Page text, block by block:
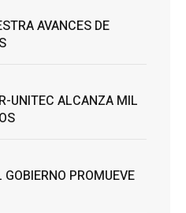
AVANCES DE
UNITEC ALCANZA MIL
PROMUEVE